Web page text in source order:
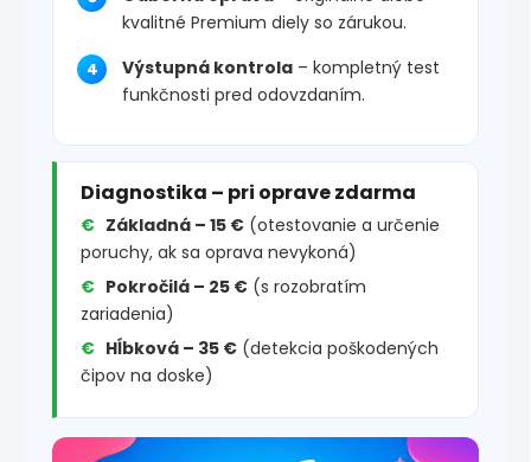
kvalitné Premium diely so zárukou.
Výstupná kontrola – kompletný test
funkčnosti pred odovzdaním.
Diagnostika – pri oprave zdarma
Základná – 15 € (otestovanie a určenie
poruchy, ak sa oprava nevykoná)
Pokročilá – 25 € (s rozobratím
zariadenia)
Hĺbková – 35 € (detekcia poškodených
čipov na doske)